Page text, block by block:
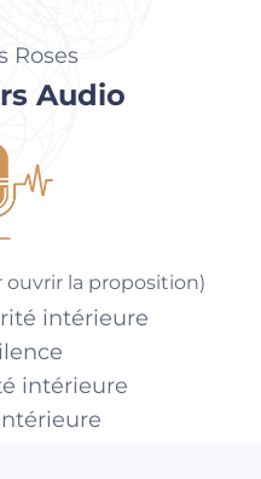
Audio
ouvrir la proposition)
intérieure
intérieure
Roses